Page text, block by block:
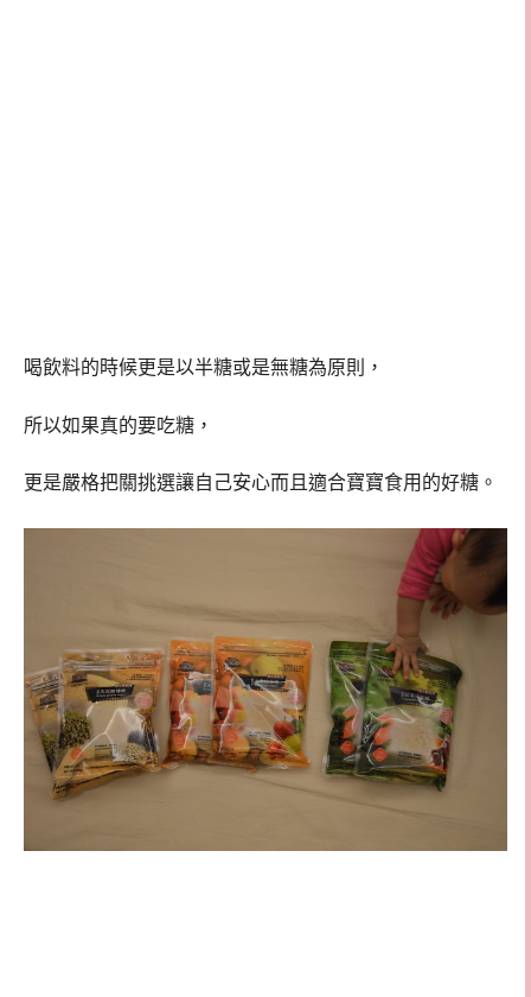
喝飲料的時候更是以半糖或是無糖為原則，
所以如果真的要吃糖，
更是嚴格把關挑選讓自己安心而且適合寶寶食用的好糖。